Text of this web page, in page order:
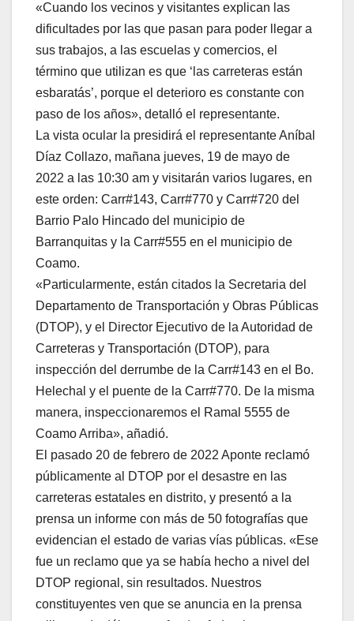
«Cuando los vecinos y visitantes explican las
dificultades por las que pasan para poder llegar a
sus trabajos, a las escuelas y comercios, el
término que utilizan es que ‘las carreteras están
esbaratás’, porque el deterioro es constante con
paso de los años», detalló el representante.
La vista ocular la presidirá el representante Aníbal
Díaz Collazo, mañana jueves, 19 de mayo de
2022 a las 10:30 am y visitarán varios lugares, en
este orden: Carr#143, Carr#770 y Carr#720 del
Barrio Palo Hincado del municipio de
Barranquitas y la Carr#555 en el municipio de
Coamo.
«Particularmente, están citados la Secretaria del
Departamento de Transportación y Obras Públicas
(DTOP), y el Director Ejecutivo de la Autoridad de
Carreteras y Transportación (DTOP), para
inspección del derrumbe de la Carr#143 en el Bo.
Helechal y el puente de la Carr#770. De la misma
manera, inspeccionaremos el Ramal 5555 de
Coamo Arriba», añadió.
El pasado 20 de febrero de 2022 Aponte reclamó
públicamente al DTOP por el desastre en las
carreteras estatales en distrito, y presentó a la
prensa un informe con más de 50 fotografías que
evidencian el estado de varias vías públicas. «Ese
fue un reclamo que ya se había hecho a nivel del
DTOP regional, sin resultados. Nuestros
constituyentes ven que se anuncia en la prensa